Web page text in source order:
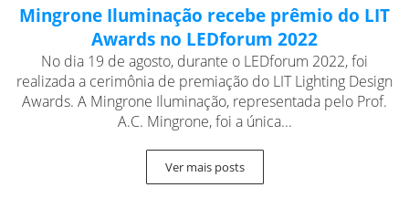
Mingrone Iluminação recebe prêmio do LIT
Awards no LEDforum 2022
No dia 19 de agosto, durante o LEDforum 2022, foi
realizada a cerimônia de premiação do LIT Lighting Design
Awards. A Mingrone Iluminação, representada pelo Prof.
A.C. Mingrone, foi a única...
Ver mais posts